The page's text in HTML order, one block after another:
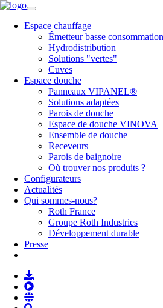
Espace chauffage
Émetteur basse consommation
Hydrodistribution
Solutions "vertes"
Cuves
Espace douche
Panneaux VIPANEL®
Solutions adaptées
Parois de douche
Espace de douche VINOVA
Ensemble de douche
Receveurs
Parois de baignoire
Où trouver nos produits ?
Configurateurs
Actualités
Qui sommes-nous?
Roth France
Groupe Roth Industries
Développement durable
Presse